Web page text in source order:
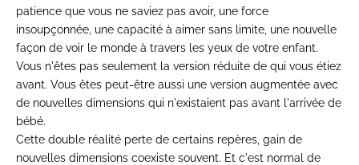
patience que vous ne saviez pas avoir, une force
insoupçonnée, une capacité à aimer sans limite, une nouvelle
façon de voir le monde à travers les yeux de votre enfant.
Vous n'êtes pas seulement la version réduite de qui vous étiez
avant. Vous êtes peut-être aussi une version augmentée avec
de nouvelles dimensions qui n'existaient pas avant l'arrivée de
bébé.
Cette double réalité perte de certains repères, gain de
nouvelles dimensions coexiste souvent. Et c'est normal de